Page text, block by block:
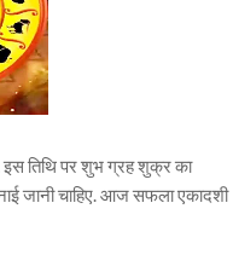
इस तिथि पर शुभ ग्रह शुक्र का
जानी चाहिए. आज सफला एकादशी